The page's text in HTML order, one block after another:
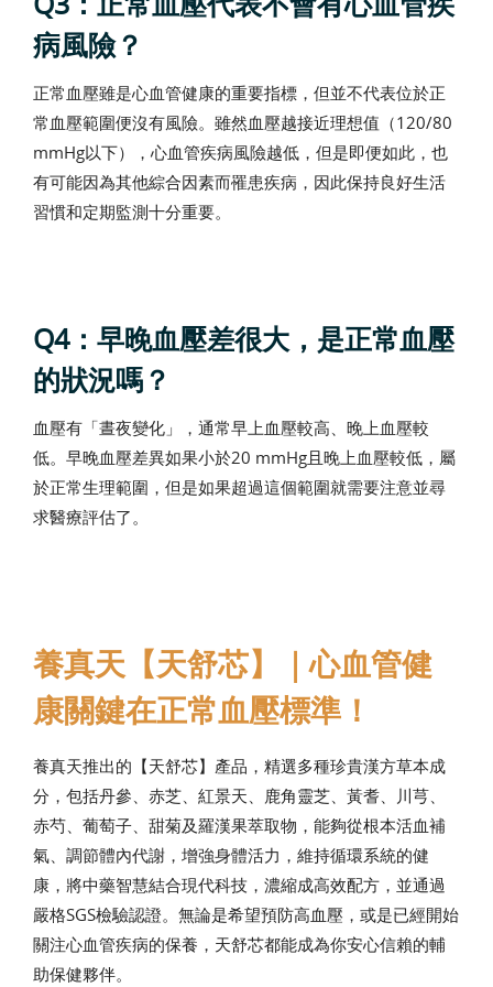
病風險？
正常血壓雖是心血管健康的重要指標，但並不代表位於正
常血壓範圍便沒有風險。雖然血壓越接近理想值（120/80
mmHg以下），心血管疾病風險越低，但是即便如此，也
有可能因為其他綜合因素而罹患疾病，因此保持良好生活
習慣和定期監測十分重要。
Q4：早晚血壓差很大，是正常血壓
的狀況嗎？
血壓有「晝夜變化」，通常早上血壓較高、晚上血壓較
低。早晚血壓差異如果小於20 mmHg且晚上血壓較低，屬
於正常生理範圍，但是如果超過這個範圍就需要注意並尋
求醫療評估了。
養真天【天舒芯】｜心血管健
康關鍵在正常血壓標準！
養真天推出的【天舒芯】產品，精選多種珍貴漢方草本成
分，包括丹參、赤芝、紅景天、鹿角靈芝、黃耆、川芎、
赤芍、葡萄子、甜菊及羅漢果萃取物，能夠從根本活血補
氣、調節體內代謝，增強身體活力，維持循環系統的健
康，將中藥智慧結合現代科技，濃縮成高效配方，並通過
嚴格SGS檢驗認證。無論是希望預防高血壓，或是已經開始
關注心血管疾病的保養，天舒芯都能成為你安心信賴的輔
助保健夥伴。